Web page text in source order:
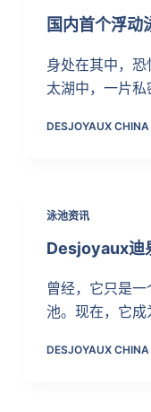
国内首个浮
身处在其中，
太湖中，一片
DESJOYAUX CHINA
泳池资讯
Desjoyaux迪
曾经，它只是
池。现在，它
DESJOYAUX CHINA